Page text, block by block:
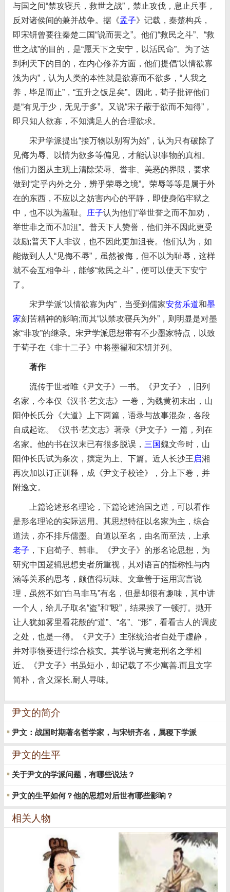
与国之间“禁攻寝兵，救世之战”，禁止攻伐，息止兵事，
反对诸侯间的兼并战争。据《孟子》记载，秦楚构兵，
即宋钘曾要往秦楚二国“说而罢之”。他们“救民之斗”、“救
世之战”的目的，是“愿天下之安宁，以活民命”。为了达
到利天下的目的，在内心修养方面，他们提倡“以情欲寡
浅为内”，认为人类的本性就是欲寡而不欲多，“人我之
养，毕足而止”，“五升之饭足矣”。因此，荀子批评他们
是“有见于少，无见于多”。又说“宋子蔽于欲而不知得”，
即只知人欲寡，不知满足人的合理欲求。
宋尹学派提出“接万物以别宥为始”，认为只有破除了
见侮为辱、以情为欲多等偏见，才能认识事物的真相。
他们力图从主观上清除荣辱、誉非、美恶的界限，要求
做到“定乎内外之分，辨乎荣辱之境”。荣辱等等是属于外
在的东西，不应以之妨害内心的平静，即使身陷牢狱之
中，也不以为羞耻。
庄子认为他们“举世誉之而不加劝，
举世非之而不加沮”。普天下人赞誉，他们并不因此更受
鼓励;普天下人非议，也不因此更加沮丧。他们认为，如
能做到人人“见侮不辱”，虽然被侮，但不以为耻辱，这样
就不会互相争斗，能够“救民之斗”，便可以使天下安宁
了。
宋尹学派“以情欲寡为内”，当受到儒家安贫乐道和墨
家刻苦精神的影响;而其“以禁攻寝兵为外”，则明显是对墨
家“非攻”的继承。宋尹学派思想带有不少墨家特点，以致
于荀子在《非十二子》中将墨翟和宋钘并列。
著作
流传于世者唯《尹文子》一书。《尹文子》，旧列
名家，今本仅《汉书·艺文志》一卷，为魏黄初末出，山
阳仲长氏分《大道》上下两篇，语录与故事混杂，各段
自成起讫。《汉书·艺文志》著录《尹文子》一篇，列在
名家。他的书在汉末已有很多脱误， 三国魏文帝时，山
阳仲长氏试为条次，撰定为上、下篇。近人长沙王 启湘
再次加以订正训释，成《尹文子校诠》，分上下卷，并
附逸文。
上篇论述形名理论，下篇论述治国之道，可以看作
是形名理论的实际运用。其思想特征以名家为主，综合
道法，亦不排斥儒墨。自道以至名，由名而至法，上承
老子 ，下启荀子、韩非。《尹文子》的形名论思想，为
研究中国逻辑思想史者所重视，其对语言的指称性与内
涵等关系的思考，颇值得玩味。文章善于运用寓言说
理，虽然不如“白马非马”有名，但是却很有趣味，其中讲
一个人，给儿子取名“盗”和“殴”，结果挨了一顿打。抛开
让人犹如雾里看花般的“道”、“名”、“形”，看看古人的调皮
之处，也是一得。《尹文子》主张统治者自处于虚静，
并对事物要进行综合核实。其学说与黄老刑名之学相
近。《尹文子》书虽短小，却记载了不少寓善.而且文字
简朴，含义深长.耐人寻味。
尹文的简介
尹文：战国时期著名哲学家，与宋钘齐名，属稷下学派
尹文的生平
关于尹文的学派问题，有哪些说法？
尹文的生平如何？他的思想对后世有哪些影响？
相关人物